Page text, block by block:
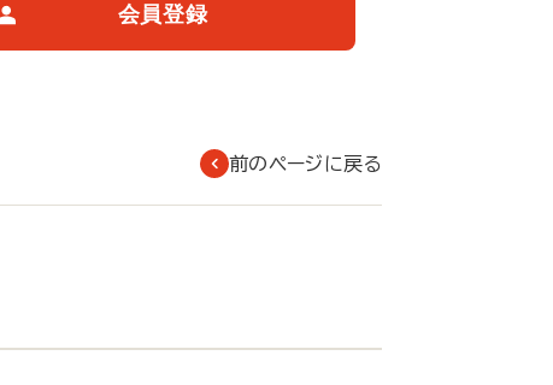
会員登録
前のページに戻る